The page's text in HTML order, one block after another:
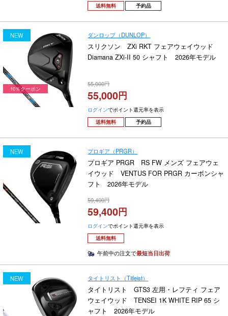
送料無料 予約品
NEW ダンロップ（DUNLOP）
スリクソン ZXi RKT フェアウェイウッド
Diamana ZXi-II 50 シャフト 2026年モデル
55,000
55,000
ログインでポイント還元率を表示
送料無料
予約品
10％クーポン
NEW プロギア（PRGR）
プロギア PRGR RS FW メンズ フェアウェ
イウッド VENTUS FOR PRGR カーボンシャ
フト 2026年モデル
59,400
59,400
ログインでポイント還元率を表示
送料無料
午前中の注文で最短当日出荷
NEW タイトリスト（Titleist）
タイトリスト GTS3 左用・レフティ フェア
ウェイウッド TENSEI 1K WHITE RIP 65 シ
ャフト 2026年モデル